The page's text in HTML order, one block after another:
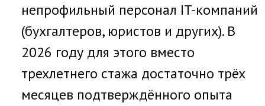
непрофильный персонал IT-компаний
(бухгалтеров, юристов и других). В
2026 году для этого вместо
трехлетнего стажа достаточно трёх
месяцев подтверждённого опыта